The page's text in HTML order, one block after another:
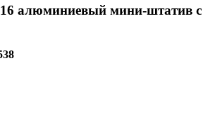
алюминиевый мини-штатив с